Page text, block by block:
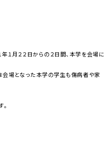
１月２２日からの２日間、本学を会場に
場となった本学の学生も傷病者や家
。